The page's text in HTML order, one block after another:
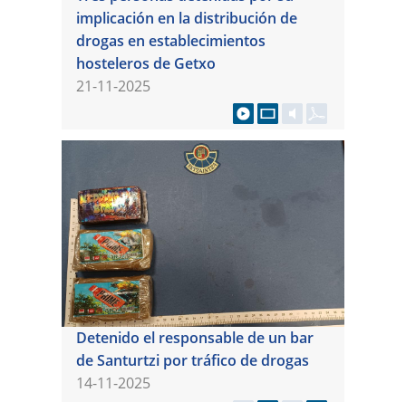
implicación en la distribución de
drogas en establecimientos
hosteleros de Getxo
21-11-2025
Detenido el responsable de un bar
de Santurtzi por tráfico de drogas
14-11-2025